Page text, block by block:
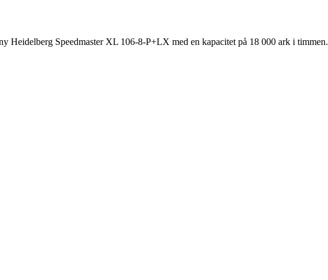
Heidelberg Speedmaster XL 106-8-P+LX med en kapacitet på 18 000 ark i timmen.